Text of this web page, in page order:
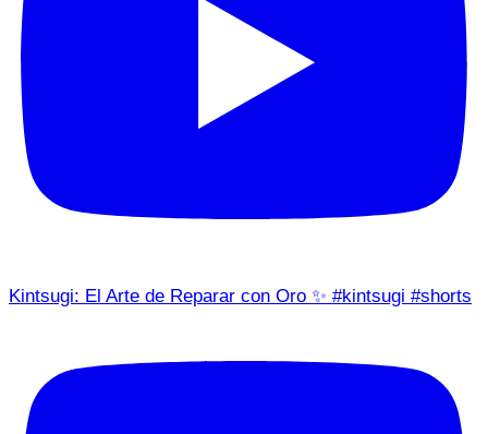
Kintsugi: El Arte de Reparar con Oro ✨ #kintsugi #shorts